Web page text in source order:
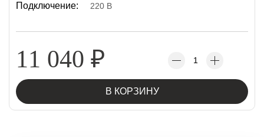
Подключение: 220 В
11 040 ₽
В КОРЗИНУ